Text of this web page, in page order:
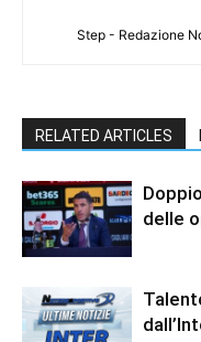
Step - Redazione
RELATED ARTICLES
delle